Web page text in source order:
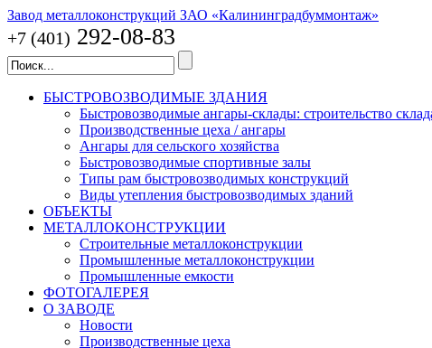
Завод металлоконструкций ЗАО «Калининградбуммонтаж»
+7 (401) 292-08-83
БЫСТРОВОЗВОДИМЫЕ ЗДАНИЯ
Быстровозводимые ангары-склады: строительство
Производственные цеха / ангары
Ангары для сельского хозяйства
Быстровозводимые спортивные залы
Типы рам быстровозводимых конструкций
Виды утепления быстровозводимых зданий
ОБЪЕКТЫ
МЕТАЛЛОКОНСТРУКЦИИ
Строительные металлоконструкции
Промышленные металлоконструкции
Промышленные емкости
ФОТОГАЛЕРЕЯ
О ЗАВОДЕ
Новости
Производственные цеха